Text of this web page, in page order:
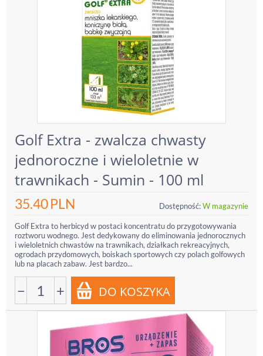
Golf Extra - zwalcza chwasty
jednoroczne i wieloletnie w
trawnikach - Sumin - 100 ml
35.40PLN Dostępność:W magazynie
Golf Extra to herbicyd w postaci koncentratu do przygotowywania
roztworu wodnego. Jest dedykowany do eliminowania jednorocznych
i wieloletnich chwastów na trawnikach, działkach rekreacyjnych,
ogrodach przydomowych, boiskach sportowych czy polach golfowych
lub na placach zabaw. Jest bardzo...
− +